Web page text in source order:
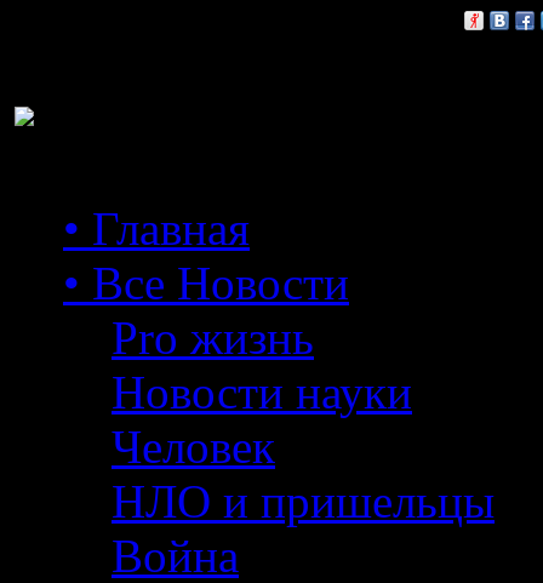
• Главная
• Все Новости
Pro жизнь
Новости науки
Человек
НЛО и пришельцы
Война